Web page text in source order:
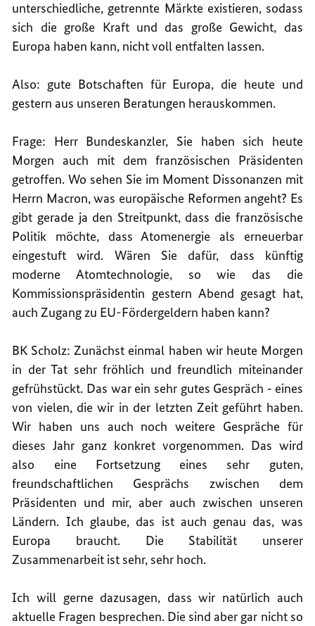
unterschiedliche, getrennte Märkte existieren, sodass
sich die große Kraft und das große Gewicht, das
Europa haben kann, nicht voll entfalten lassen.
Also: gute Botschaften für Europa, die heute und
gestern aus unseren Beratungen herauskommen.
Frage: Herr Bundeskanzler, Sie haben sich heute
Morgen auch mit dem französischen Präsidenten
getroffen. Wo sehen Sie im Moment Dissonanzen mit
Herrn Macron, was europäische Reformen angeht? Es
gibt gerade ja den Streitpunkt, dass die französische
Politik möchte, dass Atomenergie als erneuerbar
eingestuft wird. Wären Sie dafür, dass künftig
moderne Atomtechnologie, so wie das die
Kommissionspräsidentin gestern Abend gesagt hat,
auch Zugang zu EU-Fördergeldern haben kann?
BK Scholz: Zunächst einmal haben wir heute Morgen
in der Tat sehr fröhlich und freundlich miteinander
gefrühstückt. Das war ein sehr gutes Gespräch ‑ eines
von vielen, die wir in der letzten Zeit geführt haben.
Wir haben uns auch noch weitere Gespräche für
dieses Jahr ganz konkret vorgenommen. Das wird
also eine Fortsetzung eines sehr guten,
freundschaftlichen Gesprächs zwischen dem
Präsidenten und mir, aber auch zwischen unseren
Ländern. Ich glaube, das ist auch genau das, was
Europa braucht. Die Stabilität unserer
Zusammenarbeit ist sehr, sehr hoch.
Ich will gerne dazusagen, dass wir natürlich auch
aktuelle Fragen besprechen. Die sind aber gar nicht so